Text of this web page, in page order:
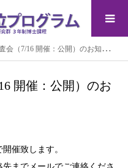
（7/16 開催：公開）のお知らせ
開催：公開）のお
催致します。